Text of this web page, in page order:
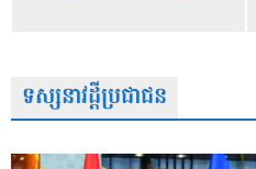
ទស្សនាវដ្តីប្រជាជន